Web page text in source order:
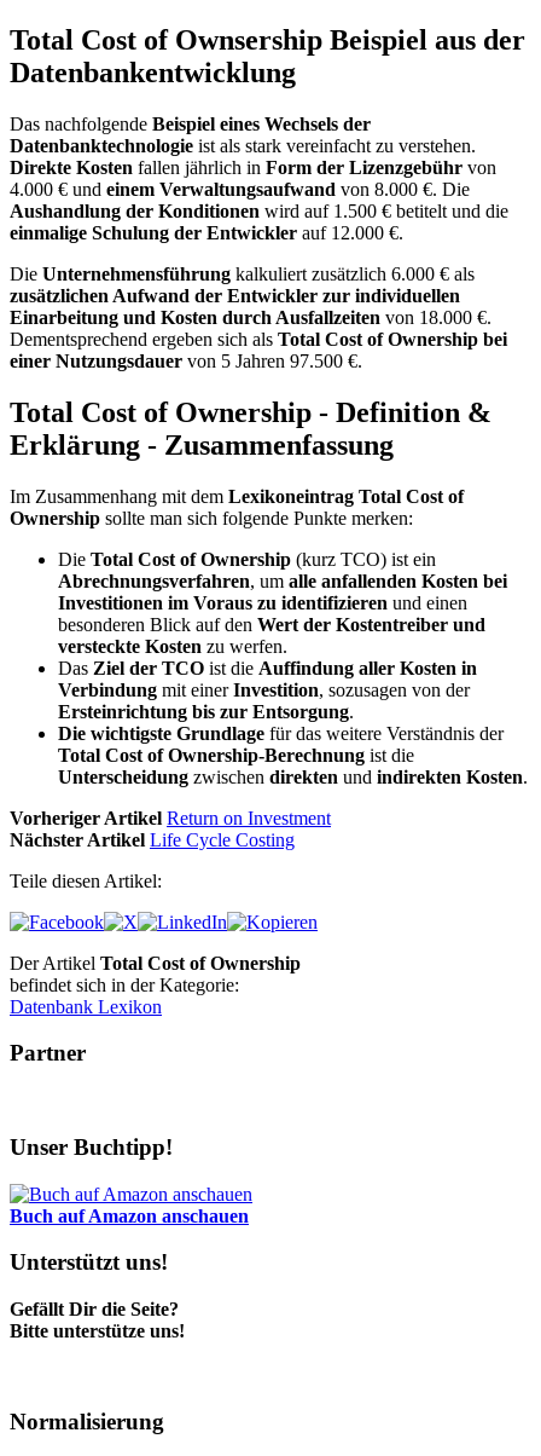
Total Cost of Ownsership Beispiel aus der
Datenbankentwicklung
Das nachfolgende Beispiel eines Wechsels der
Datenbanktechnologie ist als stark vereinfacht zu verstehen.
Direkte Kosten fallen jährlich in Form der Lizenzgebühr von
4.000 € und einem Verwaltungsaufwand von 8.000 €. Die
Aushandlung der Konditionen wird auf 1.500 € betitelt und die
einmalige Schulung der Entwickler auf 12.000 €.
Die Unternehmensführung kalkuliert zusätzlich 6.000 € als
zusätzlichen Aufwand der Entwickler zur individuellen
Einarbeitung und Kosten durch Ausfallzeiten von 18.000 €.
Dementsprechend ergeben sich als Total Cost of Ownership bei
einer Nutzungsdauer von 5 Jahren 97.500 €.
Total Cost of Ownership - Definition &
Erklärung - Zusammenfassung
Im Zusammenhang mit dem Lexikoneintrag Total Cost of
Ownership sollte man sich folgende Punkte merken:
Die Total Cost of Ownership (kurz TCO) ist ein
Abrechnungsverfahren, um alle anfallenden Kosten bei
Investitionen im Voraus zu identifizieren und einen
besonderen Blick auf den Wert der Kostentreiber und
versteckte Kosten zu werfen.
Das Ziel der TCO ist die Auffindung aller Kosten in
Verbindung mit einerInvestition, sozusagen von der
Ersteinrichtung bis zur Entsorgung.
Die wichtigste Grundlage für das weitere Verständnis der
Total Cost of Ownership-Berechnung ist die
Unterscheidung zwischen direkten und indirekten Kosten.
Vorheriger Artikel Return on Investment
Nächster Artikel Life Cycle Costing
Teile diesen Artikel:
Der Artikel Total Cost of Ownership
befindet sich in der Kategorie:
Datenbank Lexikon
Partner
Unser Buchtipp!
Buch auf Amazon anschauen
Unterstützt uns!
Gefällt Dir die Seite?
Bitte unterstütze uns!
Normalisierung